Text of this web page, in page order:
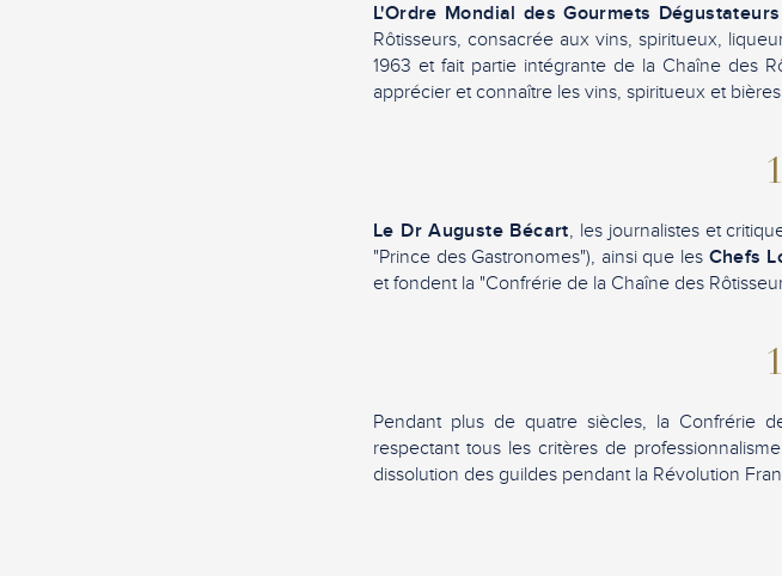
L'Ordre Mondial des Gourmets Dégustateurs
Rôtisseurs, consacrée aux vins, spiritueux,
1963 et fait partie intégrante de la Chaîne des
apprécier et connaître les vins, spiritueux et
Le Dr Auguste Bécart, les journalistes et
"Prince des Gastronomes"), ainsi que les Chefs
et fondent la "Confrérie de la Chaîne des
Pendant plus de quatre siècles, la Confrérie
respectant tous les critères de
dissolution des guildes pendant la Révolution